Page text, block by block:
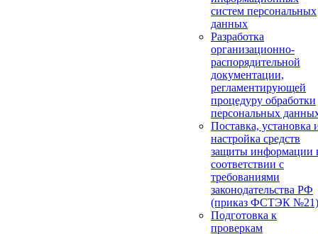
систем персональных
данных
Разработка
организационно-
распорядительной
документации,
регламентирующей
процедуру обработки
персональных
Поставка, установка
настройка средств
защиты информации
соответствии с
требованиями
законодательства РФ
(приказ ФСТЭК №21)
Подготовка к
проверкам